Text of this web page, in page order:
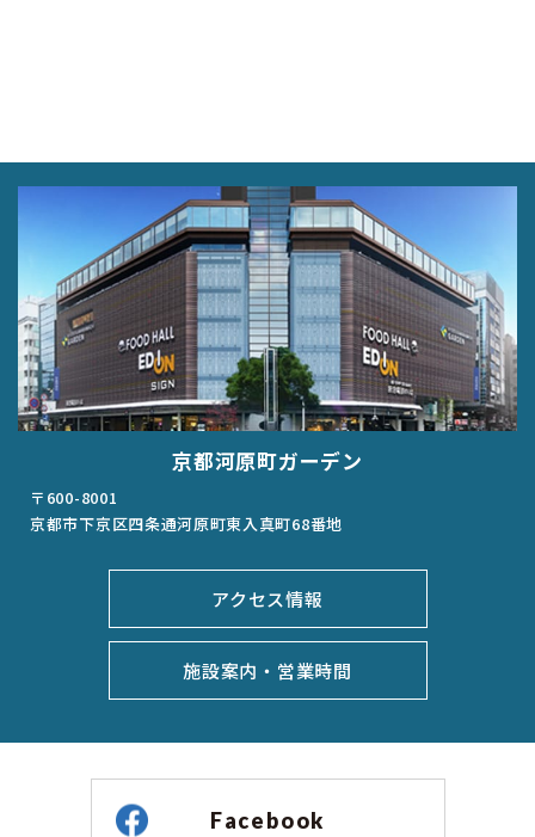
京都河原町ガーデン
〒600-8001
京都市下京区四条通河原町東入真町68番地
アクセス情報
施設案内・営業時間
Facebook